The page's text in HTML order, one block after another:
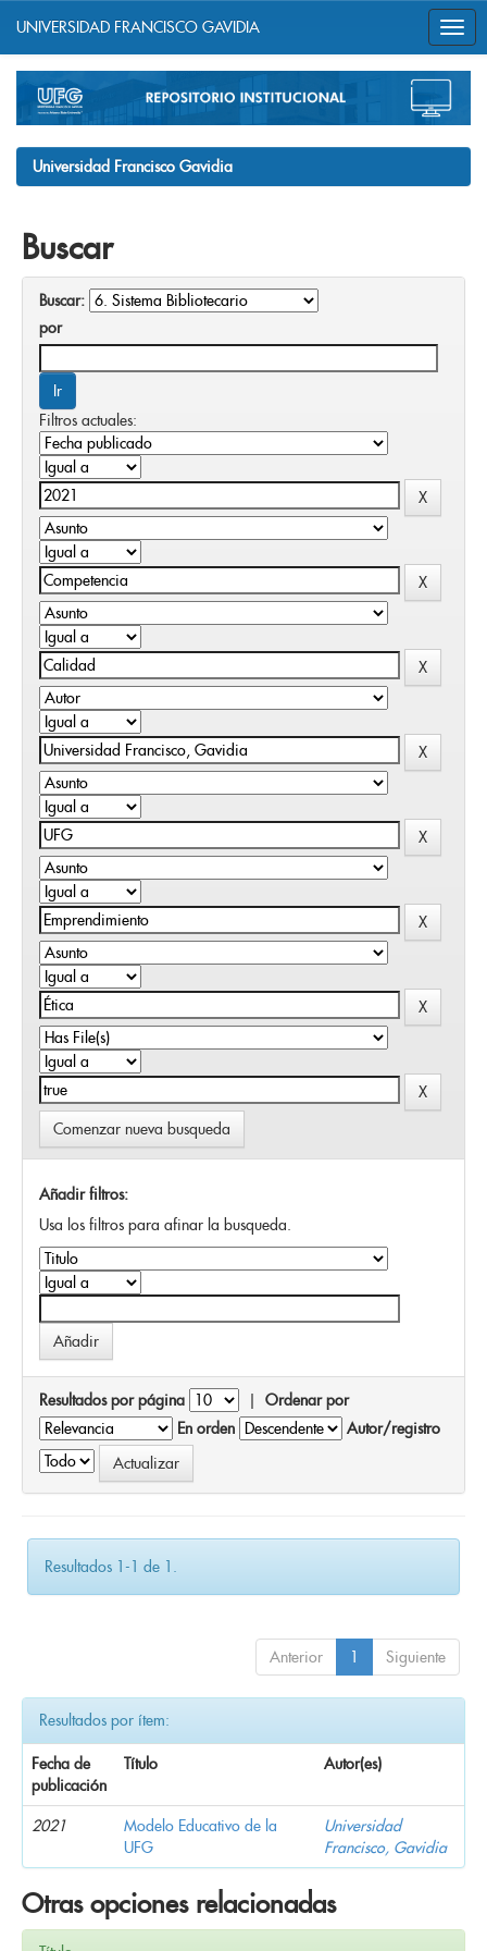
navigation
UNIVERSIDAD FRANCISCO GAVIDIA
Universidad Francisco Gavidia
Buscar
Buscar:
por
Filtros actuales:
Comenzar nueva busqueda
Añadir filtros:
Usa los filtros para afinar la busqueda.
Resultados por página | Ordenar por
En orden
Autor/registro
Resultados 1-1 de 1.
Anterior 1 Siguiente
Resultados por ítem:
Fecha de
publicación
Título Autor(es)
2021
Modelo Educativo de la
UFG
Universidad
Francisco, Gavidia
Otras opciones relacionadas